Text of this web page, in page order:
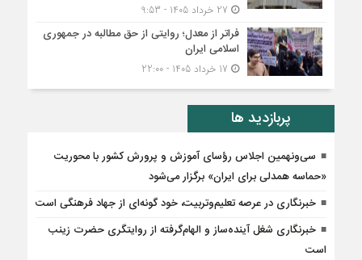
فراتر از معدل؛ روایتی از حق مطالبه در جمهوری
اسلامی ایران
پربازدید ها
سی‌ونهمین اجلاس رؤسای آموزش و پرورش کشور با محوریت
«حماسه همدلی برای ایران» برگزار می‌شود
خبرنگاری در عرصه تعلیم‌وتربیت، خود گونه‌ای از جهاد فرهنگی است
خبرنگاری شغل آینده‌ساز و الهام‌گرفته از روایتگری حضرت زینب
است